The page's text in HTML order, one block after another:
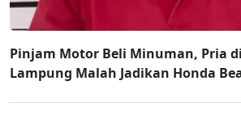
Pinjam Motor Beli Minuman, Pria
Lampung Malah Jadikan Honda